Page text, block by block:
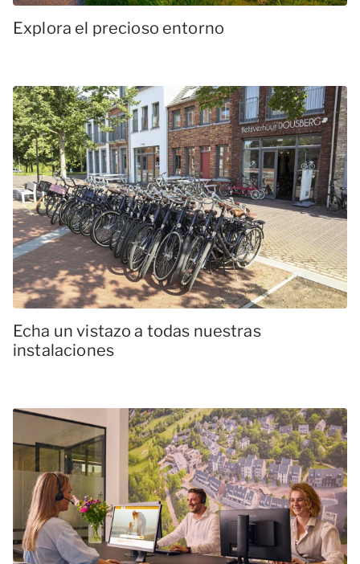
Explora el precioso entorno
Echa un vistazo a todas nuestras
instalaciones